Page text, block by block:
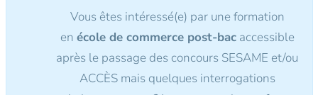
Vous êtes intéressé(e) par une formation
en école de commerce post-bacaccessible
après le passage des concours SESAME et/ou
ACCÈS mais quelques interrogations